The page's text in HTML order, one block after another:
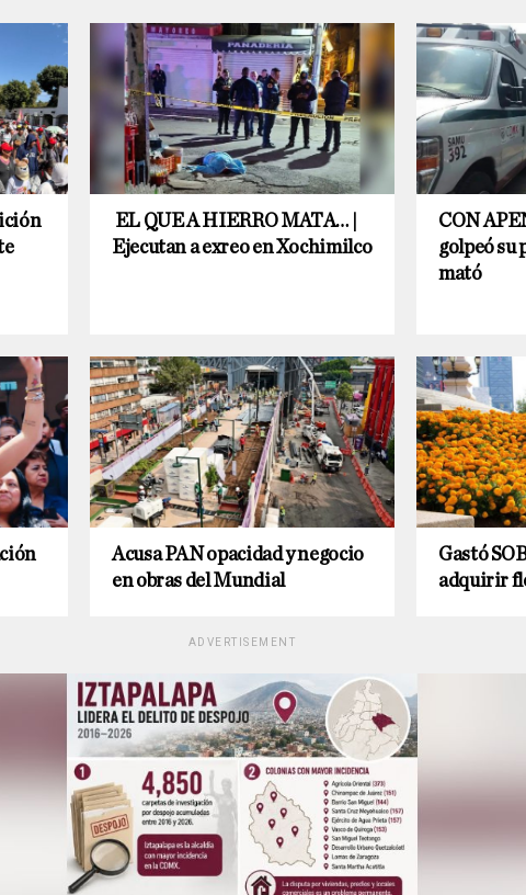
EL QUE A HIERRO MATA… |
Ejecutan a exreo en Xochimilco
CON
golpeó su
mató
Acusa PAN opacidad y negocio
en obras del Mundial
Gastó
adquirir
ADVERTISEMENT